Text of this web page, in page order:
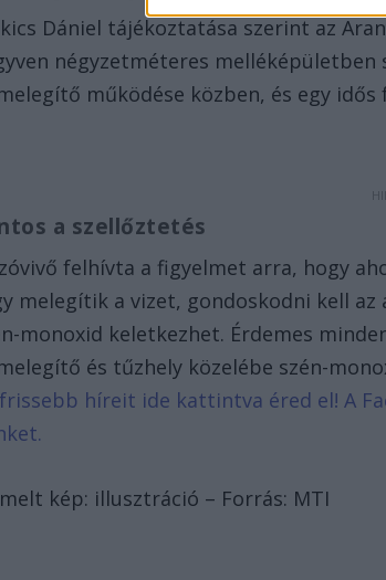
Dániel tájékoztatása szerint az
négyzetméteres
működése közben, és egy
a szellőztetés
felhívta a figyelmet arra, hogy
melegítik a vizet, gondoskodni kell
monoxid keletkezhet. Érdemes
és tűzhely közelébe szén-
híreit ide kattintva éred el! A
kép: illusztráció – Forrás: MTI